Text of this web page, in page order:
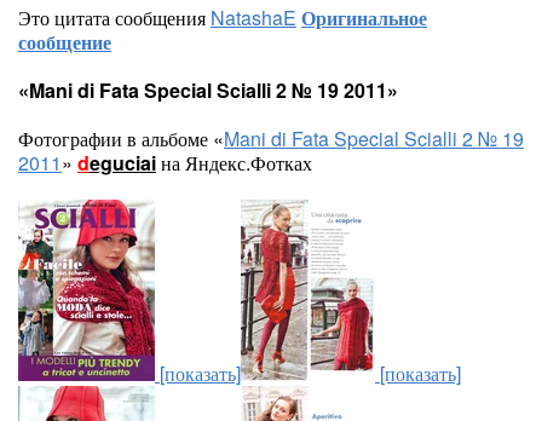
Это цитата сообщения NatashaE Оригинальное
сообщение
«Mani di Fata Special Scialli 2 № 19 2011»
Фотографии в альбоме «Mani di Fata Special Scialli 2 № 19
2011» deguciaiна Яндекс.Фотках
[показать] [показать]